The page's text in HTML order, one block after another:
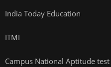
India Today Education
ITMI
Campus National Aptitude test